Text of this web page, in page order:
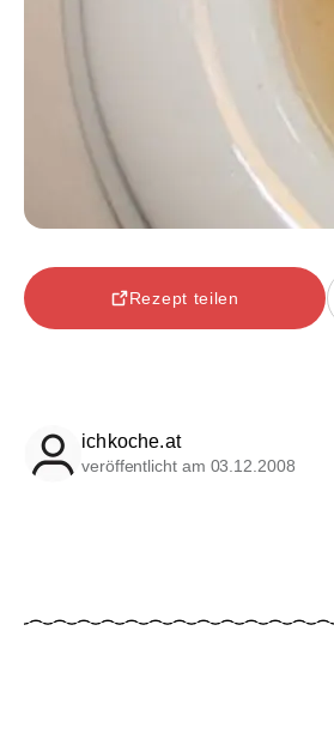
Rezept teilen
ichkoche.at
veröffentlicht am 03.12.2008